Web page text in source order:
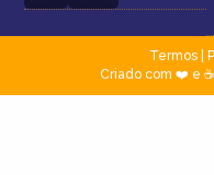
Termos|
Criado com ❤️ e